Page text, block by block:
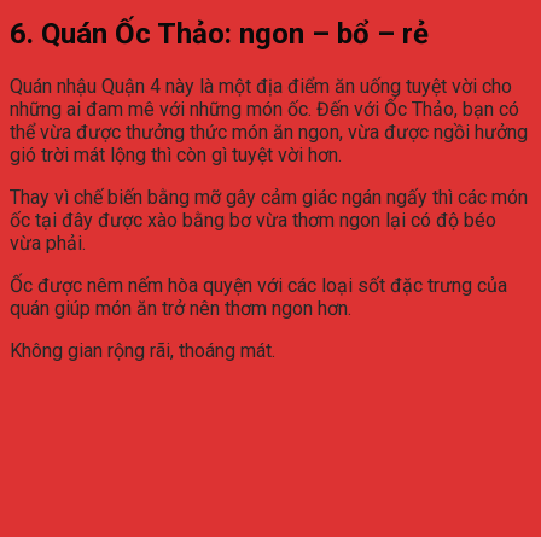
6. Quán Ốc Thảo: ngon – bổ – rẻ
Quán nhậu Quận 4 này là một địa điểm ăn uống tuyệt vời cho
những ai đam mê với những món ốc. Đến với Ốc Thảo, bạn có
thể vừa được thưởng thức món ăn ngon, vừa được ngồi hưởng
gió trời mát lộng thì còn gì tuyệt vời hơn.
Thay vì chế biến bằng mỡ gây cảm giác ngán ngấy thì các món
ốc tại đây được xào bằng bơ vừa thơm ngon lại có độ béo
vừa phải.
Ốc được nêm nếm hòa quyện với các loại sốt đặc trưng của
quán giúp món ăn trở nên thơm ngon hơn.
Không gian rộng rãi, thoáng mát.